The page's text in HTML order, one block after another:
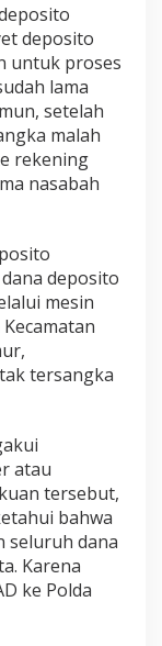
deposito
untuk proses
lama
setelah
malah
rekening
nasabah
deposito
mesin
tersangka
atau
tersebut,
bahwa
seluruh dana
Karena
ke Polda